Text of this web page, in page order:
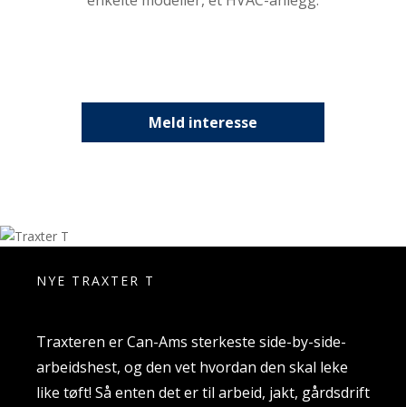
Meld interesse
NYE TRAXTER T
Traxteren er Can-Ams sterkeste side-by-side-
arbeidshest, og den vet hvordan den skal leke
like tøft! Så enten det er til arbeid, jakt, gårdsdrift